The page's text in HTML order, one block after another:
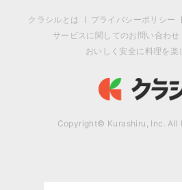
クラシルとは プライバシーポリシー
サービスに関してのお問い合わせ
おいしく安全に料理を楽
Copyright© Kurashiru, Inc. All